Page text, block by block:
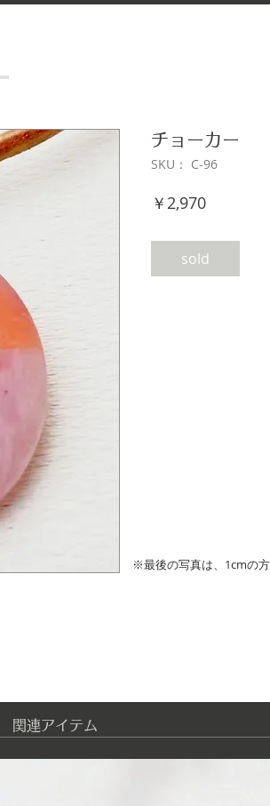
チョーカー
SKU： C-96
￥2,970価
sold
※最後の写真は、1cmの
​関連アイテム